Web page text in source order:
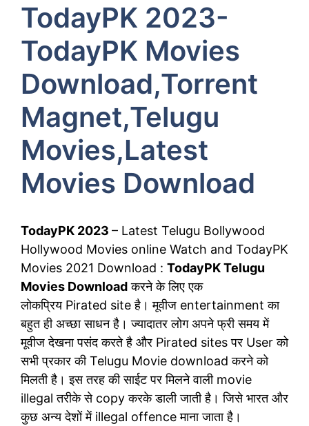
TodayPK 2023-
TodayPK Movies
Download,Torrent
Magnet,Telugu
Movies,Latest
Movies Download
TodayPK 2023 – Latest Telugu Bollywood
Hollywood Movies online Watch and TodayPK
Movies 2021 Download : TodayPK Telugu
Movies Downloadकरने के लिए एक
लोकप्रिय Pirated site है। मूवीज entertainment का
बहुत ही अच्छा साधन है। ज्यादातर लोग अपने फ्री समय में
मूवीज देखना पसंद करते है और Pirated sites पर User को
सभी प्रकार की Telugu Movie download करने को
मिलती है। इस तरह की साईट पर मिलने वाली movie
illegal तरीके से copy करके डाली जाती है। जिसे भारत और
कुछ अन्य देशों में illegal offence माना जाता है।